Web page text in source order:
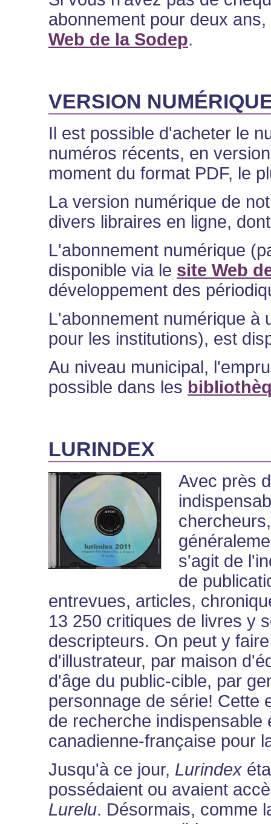
abonnement pour deux
Web de la Sodep.
VERSION
Il est possible d'acheter le
numéros récents, en
moment du format PDF, le
La version numérique de
divers libraires en ligne,
L'abonnement numérique
disponible via le site Web
développement des
L'abonnement numérique à
pour les institutions), est
Au niveau municipal,
possible dans les
LURINDEX
Avec près
s'agit de
de
entrevues, articles,
13 250 critiques de livres y
descripteurs. On peut y
d'illustrateur, par maison
d'âge du public-cible, par
personnage de série! Cette
de recherche
canadienne-française pour
Jusqu'à ce jour, Lurindex
possédaient ou avaient
Lurelu. Désormais, comme